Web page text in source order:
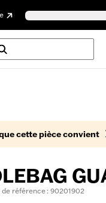
cette pièce convient
référence : 90201902